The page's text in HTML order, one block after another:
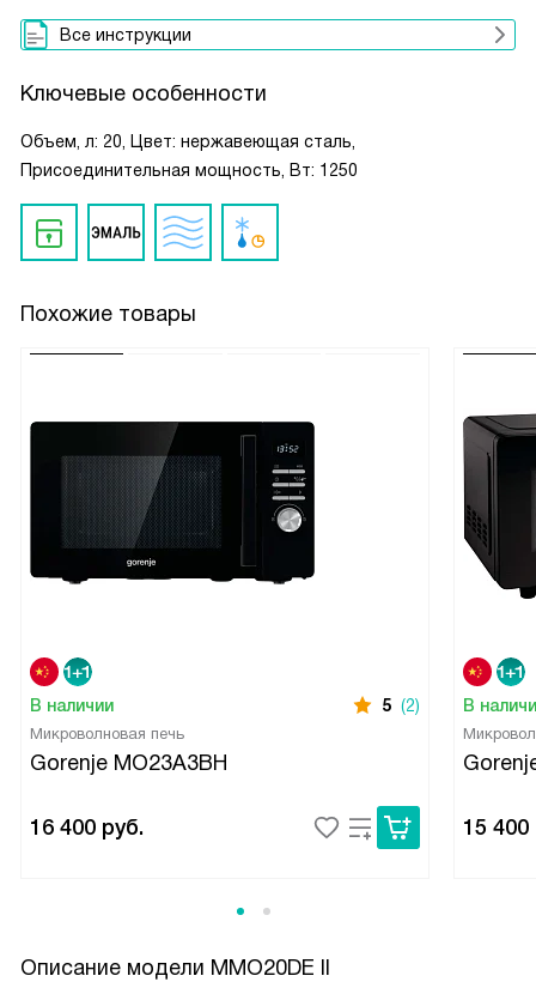
Все инструкции
Ключевые особенности
Объем, л: 20, Цвет: нержавеющая сталь,
Присоединительная мощность, Вт: 1250
Похожие товары
В наличии 5 (2)
Микроволновая печь
Gorenje MO23A3BH
16 400 руб.
В
15 400
Описание модели MMO20DE II